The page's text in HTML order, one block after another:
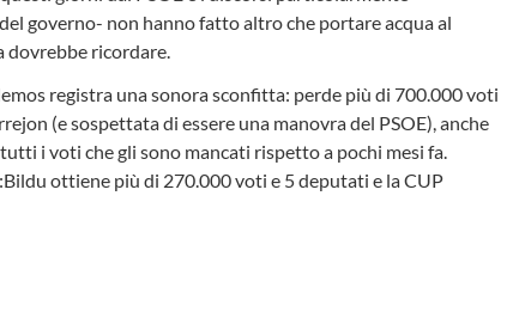
governo- non hanno fatto altro che portare acqua al
dovrebbe ricordare.
registra una sonora sconfitta: perde più di 700.000 voti
(e sospettata di essere una manovra del PSOE), anche
i voti che gli sono mancati rispetto a pochi mesi fa.
ottiene più di 270.000 voti e 5 deputati e la CUP